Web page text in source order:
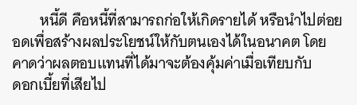
หนี้ดี คือหนี้ที่สามารถก่อให้เกิดรายได้ หรือนำไปต่อย
อดเพื่อสร้างผลประโยชน์ให้กับตนเองได้ในอนาคต โดย
คาดว่าผลตอบแทนที่ได้มาจะต้องคุ้มค่าเมื่อเทียบกับ
ดอกเบี้ยที่เสียไป